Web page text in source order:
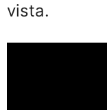
vista.